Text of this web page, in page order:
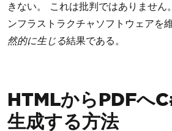
きない。 これは批判ではありません
ンフラストラクチャソフトウェアを
然的に生じる結果である。
HTMLからPDFへ
生成する方法